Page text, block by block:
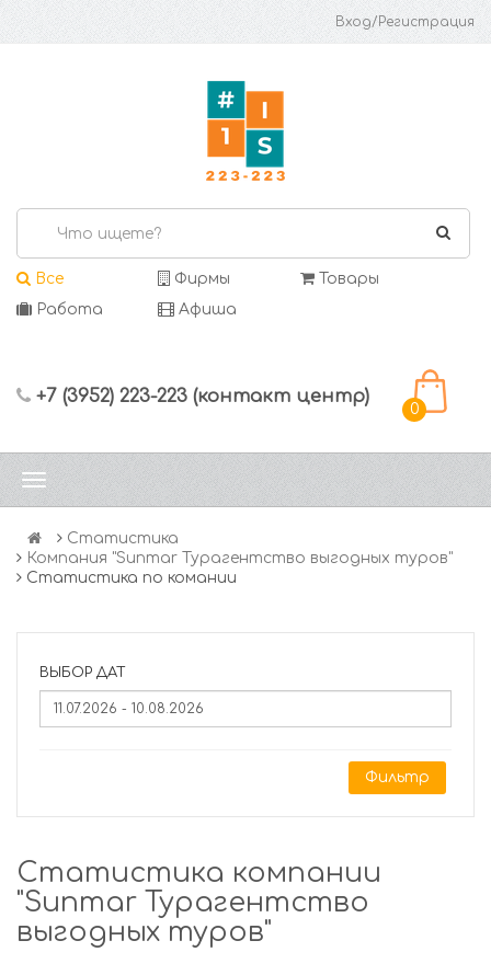
Вход/Регистрация
Все Фирмы
Товары
Работа
Афиша
+7 (3952) 223-223 (контакт центр)
0
Статистика
Компания "Sunmar Турагентство выгодных туров"
Статистика по комании
ВЫБОР ДАТ
Фильтр
Статистика компании
"Sunmar Турагентство
выгодных туров"